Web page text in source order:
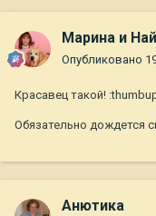
Марина и
Опубликовано
Красавец такой!
Обязательно дождется
Анютика